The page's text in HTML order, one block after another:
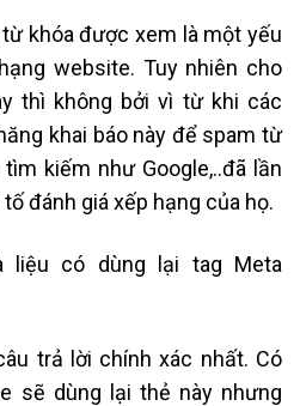
khóa được xem là một yếu
website. Tuy nhiên cho
thì không bởi vì từ khi các
khai báo này để spam từ
kiếm như Google,..đã lần
đánh giá xếp hạng của họ.
liệu có dùng lại tag Meta
trả lời chính xác nhất. Có
sẽ dùng lại thẻ này nhưng